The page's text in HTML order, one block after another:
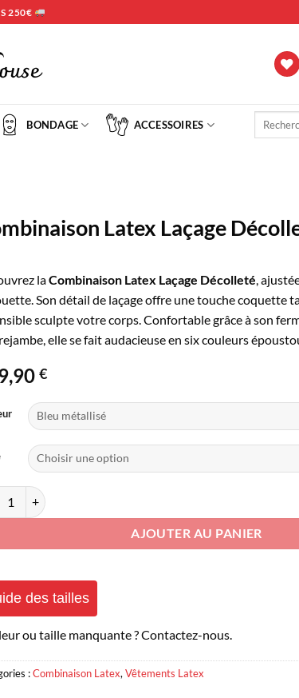
250€
BONDAGE ACCESSOIRES
Recherche
Latex Laçage
laCombinaison Latex Laçage Décolleté,
Son détail de laçage offre une touche coquette
sculpte votre corps. Confortable grâce à son
elle se fait audacieuse en six couleurs
€
de Combinaison Latex Laçage Décolleté
AJOUTER AU PANIER
des tailles
ou taille manquante ? Contactez-nous.
:Combinaison Latex, Vêtements Latex